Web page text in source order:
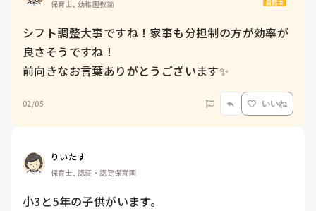
保育士, 幼稚園教諭 質問主
シフト調整大事ですね！家事も分担制の方が効率が
良さそうですね！
前向きなお言葉ありがとうございます✨
02/05 いいね
りいたす
保育士, 認証・認定保育園
小3と5年の子供がいます。